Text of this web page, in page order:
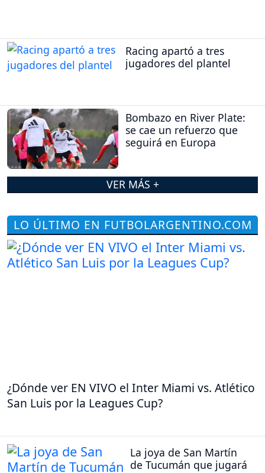
Racing apartó a tres
jugadores del plantel
Bombazo en River Plate:
se cae un refuerzo que
seguirá en Europa
VER MÁS +
LO ÚLTIMO EN FUTBOLARGENTINO.COM
¿Dónde ver EN VIVO el Inter Miami vs. Atlético
San Luis por la Leagues Cup?
La joya de San Martín
de Tucumán que jugará